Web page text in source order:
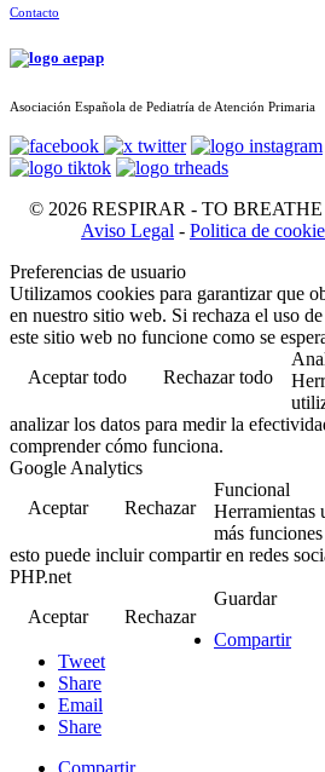
Contacto
Asociación Española de Pediatría de Atención Primaria
© 2026 RESPIRAR - TO
Aviso Legal - Politica de
Preferencias de usuario
Utilizamos cookies para garantizar que
en nuestro sitio web. Si rechaza el uso
este sitio web no funcione como se
Aceptar todo
Rechazar todo
analizar los datos para medir la
comprender cómo funciona.
Google Analytics
Aceptar
Rechazar
Funcional
Herramientas
más
esto puede incluir compartir en redes
PHP.net
Aceptar
Rechazar
Guardar
Compartir
Tweet
Share
Email
Share